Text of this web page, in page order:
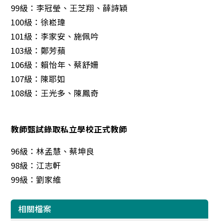
99級：李冠瑩、王芝翔、薛詩穎
100級：徐崧瑋
101級：李家安、施佩吟
103級：鄭芳蘋
106級：賴怡年、蔡舒姍
107級：陳耶如
108級：王光多、陳鳳奇
教師甄試錄取私立學校正式教師
96級：林孟慧、蔡坤良
98級：江志軒
99級：劉家維
相關檔案